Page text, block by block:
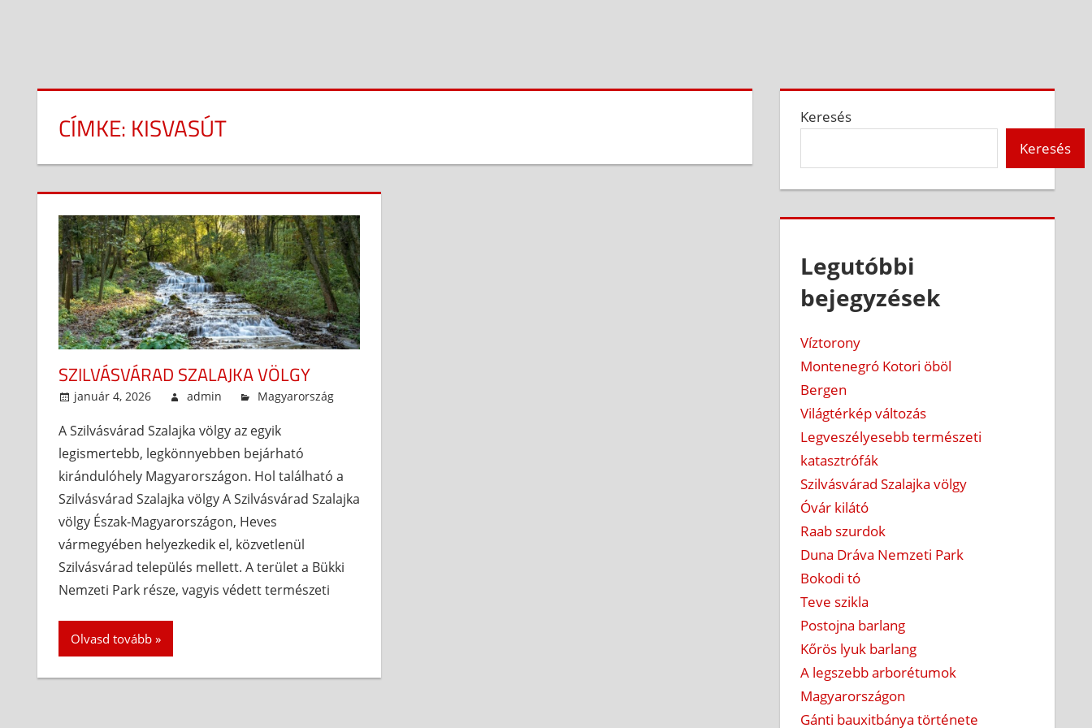
CÍMKE: KISVASÚT
SZILVÁSVÁRAD SZALAJKA VÖLGY
január 4, 2026 admin Magyarország
A Szilvásvárad Szalajka völgy az egyik
legismertebb, legkönnyebben bejárható
kirándulóhely Magyarországon. Hol található a
Szilvásvárad Szalajka völgy A Szilvásvárad Szalajka
völgy Észak-Magyarországon, Heves
vármegyében helyezkedik el, közvetlenül
Szilvásvárad település mellett. A terület a Bükki
Nemzeti Park része, vagyis védett természeti
Olvasd tovább
Keresés
Keresés
Legutóbbi
bejegyzések
Víztorony
Montenegró Kotori öböl
Bergen
Világtérkép változás
Legveszélyesebb természeti
katasztrófák
Szilvásvárad Szalajka völgy
Óvár kilátó
Raab szurdok
Duna Dráva Nemzeti Park
Bokodi tó
Teve szikla
Postojna barlang
Kőrös lyuk barlang
A legszebb arborétumok
Magyarországon
Gánti bauxitbánya története